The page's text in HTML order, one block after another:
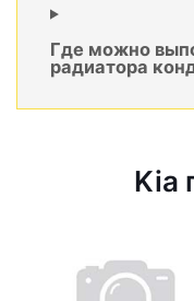
Где можно
радиатора
Kia